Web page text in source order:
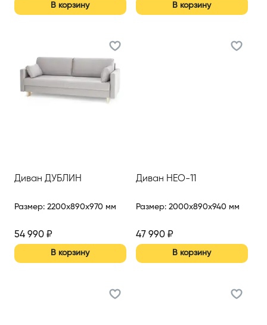
В корзину В корзину
Диван ДУБЛИН
Размер: 2200x890x970 мм
54 990 ₽
В корзину
Диван НЕО-11
Размер: 2000x890x940 мм
47 990₽
В корзину